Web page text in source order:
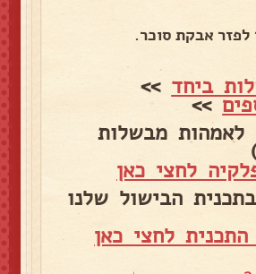
אבקת סוכר.
ביחד >>
>>
לאמהות מבשלות
לחצי כאן
הבישול שלנו
לחצי כאן